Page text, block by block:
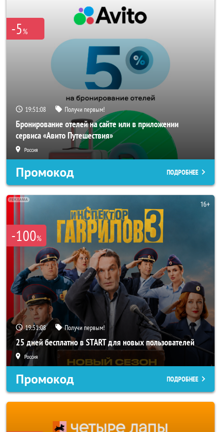
-5%
19:51:06 Получи первым!
Бронирование отелей на сайте или в приложении
сервиса «Авито Путешествия»
Россия
Промокод ПОДРОБНЕЕ
-100%
19:51:06 Получи первым!
25 дней бесплатно в START для новых пользователей
Россия
Промокод ПОДРОБНЕЕ